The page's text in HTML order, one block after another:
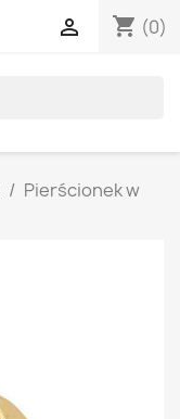
shopping_cart (0)

Pierścionek w